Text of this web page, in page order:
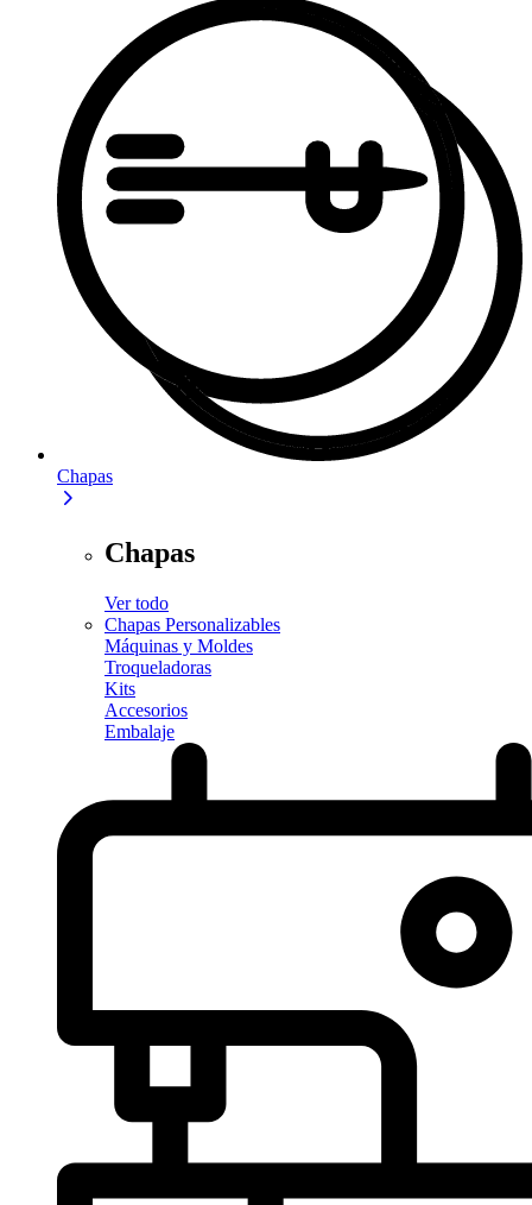
Chapas
Chapas
Ver todo
Chapas Personalizables
Máquinas y Moldes
Troqueladoras
Kits
Accesorios
Embalaje